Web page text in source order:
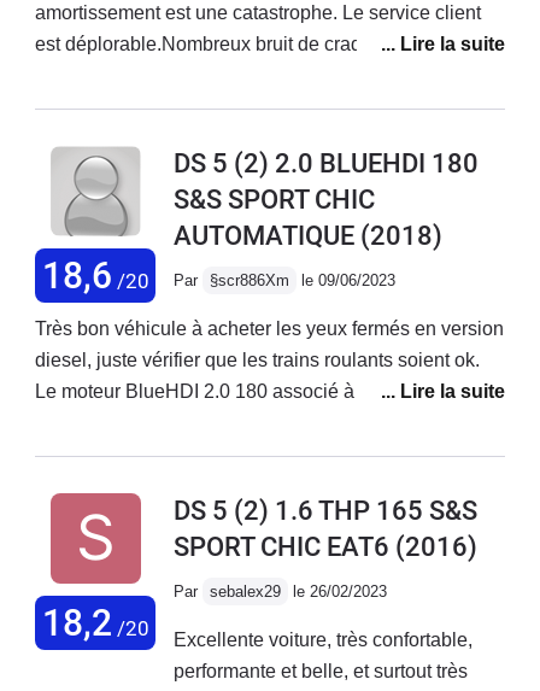
amortissement est une catastrophe. Le service client
est déplorable.Nombreux bruit de craquement.La
logiciel gps et carplay est une catastrophe.Le prix des
déplorable
18,6 /20
DS 5 (2) 2.0 BLUEHDI 180
S&S SPORT CHIC
AUTOMATIQUE (2018)
Par §scr886Xm le 09/06/2023
Très bon véhicule à acheter les yeux fermés en version
diesel, juste vérifier que les trains roulants soient ok.
Le moteur BlueHDI 2.0 180 associé à la boite EAT6 est
parcouru beaucoup de KM sans le moindre pépin, un
correct, s'armer néanmoins de sa CB pour faire le plein
régulièrement même en conduite souple. Pour le coup,
un mode "ECO" aurait pu jouer un bon rôle.
18,2 /20
DS 5 (2) 1.6 THP 165 S&S
SPORT CHIC EAT6 (2016)
Par sebalex29 le 26/02/2023
Excellente voiture, très confortable,
performante et belle, et surtout très